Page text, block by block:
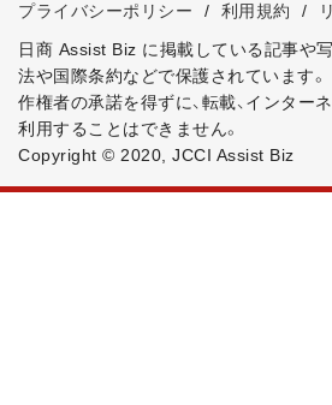
プライバシーポリシー / 利用規約 /
日商 Assist Biz に掲載している記事や
法や国際条約などで保護されています。
作権者の承諾を得ずに、転載、インター
利用することはできません。
Copyright © 2020, JCCI Assist Biz